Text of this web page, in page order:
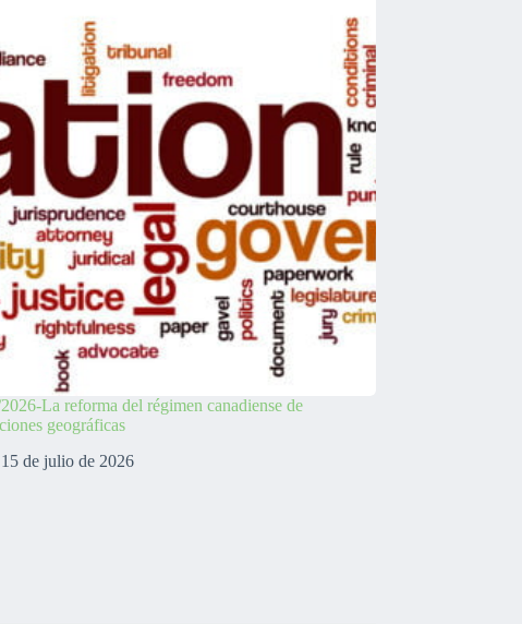
La reforma del régimen canadiense de
geográficas
15 de julio de 2026